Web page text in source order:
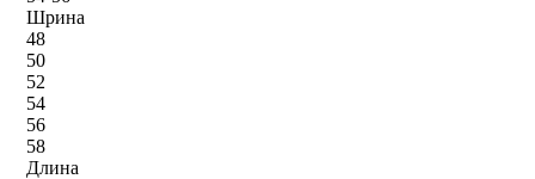
Шрина
48
50
52
54
56
58
Длина